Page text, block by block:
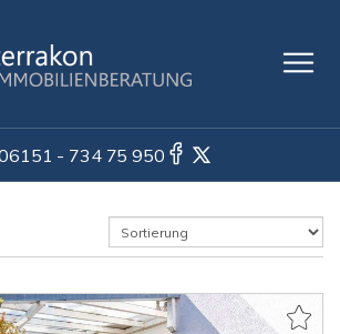
- 734 75 950